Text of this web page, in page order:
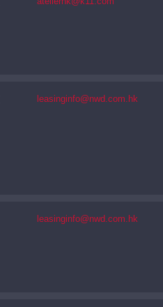
leasinginfo@nwd.com.hk
leasinginfo@nwd.com.hk